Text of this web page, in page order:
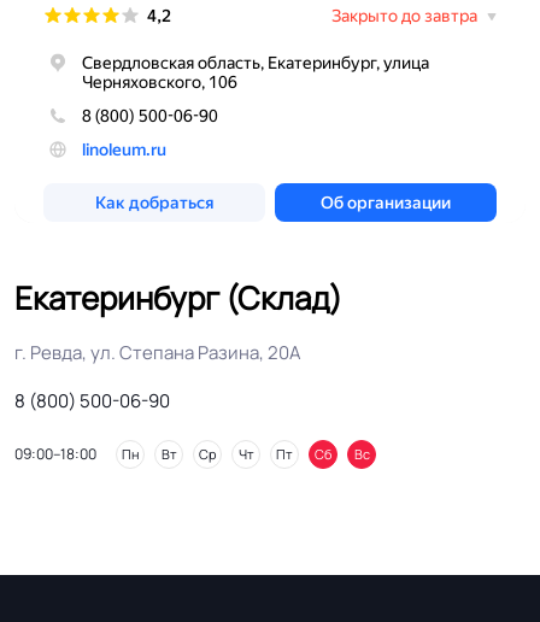
Екатеринбург (Склад)
г. Ревда, ул. Степана Разина, 20А
8 (800) 500-06-90
09:00–18:00 Пн Вт Ср Чт Пт Сб Вс